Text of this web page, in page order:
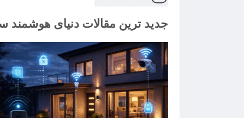
جدید ترین مقالات دنیای هوشمند